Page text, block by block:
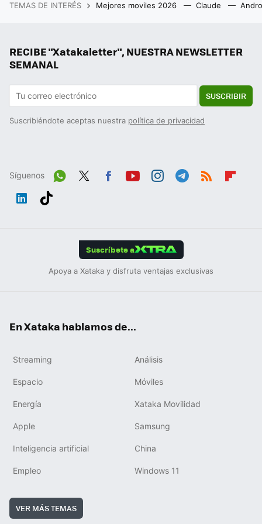
TEMAS DE INTERÉS Mejores moviles 2026 Claude
RECIBE "Xatakaletter", NUESTRA NEWSLETTER
SEMANAL
SUSCRIBIR
Suscribiéndote aceptas nuestra política de privacidad
Síguenos
Wh
Suscríbete a
Apoya a Xataka y disfruta ventajas exclusivas
En Xataka hablamos de...
Streaming Análisis
Espacio Móviles
Energía Xataka Movilidad
Apple Samsung
Inteligencia artificial China
Empleo Windows 11
VER MÁS TEMAS